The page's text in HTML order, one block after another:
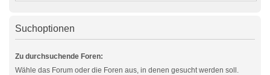
Suchoptionen
Zu durchsuchende Foren:
Wähle das Forum oder die Foren aus, in denen gesucht werden soll.